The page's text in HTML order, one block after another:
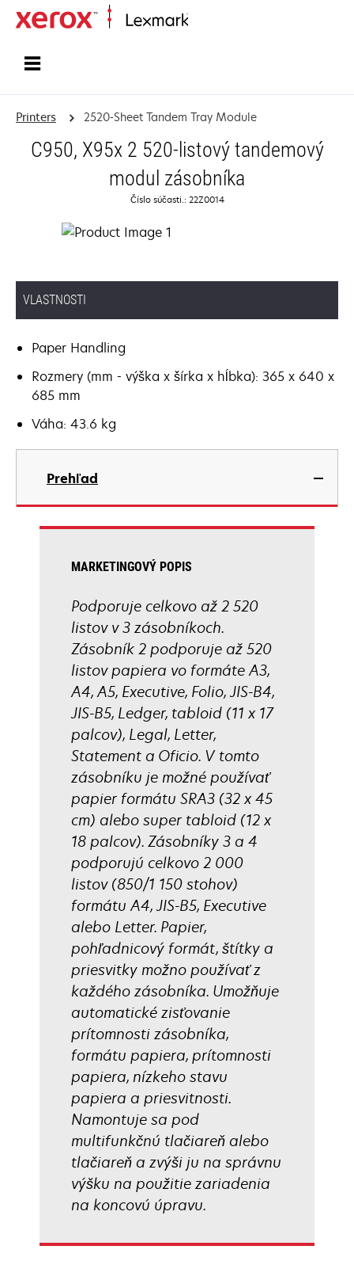
Printers 2520-Sheet Tandem Tray Module
C950, X95x 2 520-listový tandemový
modul zásobníka
Číslo súčasti.: 22Z0014
VLASTNOSTI
Paper Handling
Rozmery (mm - výška x šírka x hĺbka): 365 x 640 x
685 mm
Váha: 43.6 kg
Prehľad
MARKETINGOVÝ POPIS
Podporuje celkovo až 2 520
listov v 3 zásobníkoch.
Zásobník 2 podporuje až 520
listov papiera vo formáte A3,
A4, A5, Executive, Folio, JIS-B4,
JIS-B5, Ledger, tabloid (11 x 17
palcov), Legal, Letter,
Statement a Oficio. V tomto
zásobníku je možné používať
papier formátu SRA3 (32 x 45
cm) alebo super tabloid (12 x
18 palcov). Zásobníky 3 a 4
podporujú celkovo 2 000
listov (850/1 150 stohov)
formátu A4, JIS-B5, Executive
alebo Letter. Papier,
pohľadnicový formát, štítky a
priesvitky možno používať z
každého zásobníka. Umožňuje
automatické zisťovanie
prítomnosti zásobníka,
formátu papiera, prítomnosti
papiera, nízkeho stavu
papiera a priesvitnosti.
Namontuje sa pod
multifunkčnú tlačiareň alebo
tlačiareň a zvýši ju na správnu
výšku na použitie zariadenia
na koncovú úpravu.